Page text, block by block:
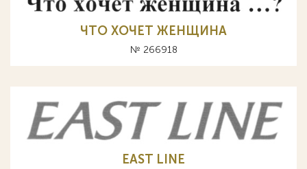
ЧТО ХОЧЕТ ЖЕНЩИНА
№ 266918
EAST LINE